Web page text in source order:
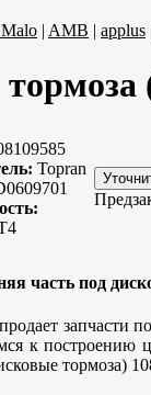
| AMB | applus
Topran
часть под
запчасти
к построению
тормоза)